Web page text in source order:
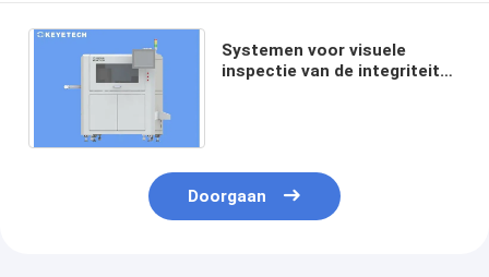
Systemen voor visuele
inspectie van de integriteit
Doorgaan